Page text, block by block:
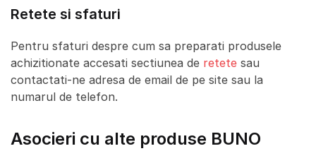
Retete si sfaturi
Pentru sfaturi despre cum sa preparati produsele
achizitionate accesati sectiunea de retete sau
contactati-ne adresa de email de pe site sau la
numarul de telefon.
Asocieri cu alte produse BUNO